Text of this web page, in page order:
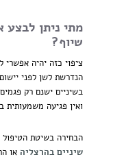
מתי ניתן לבצע
שיוף?
ציפוי כזה יהיה
הנדרשת לשן לפני
בשיניים ישנם רק
ואין פגיעה משמעותית
הבחירה בשיטת
שיניים בהרצליה או